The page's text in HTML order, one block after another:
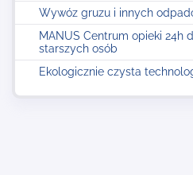
Wywóz gruzu i innych
MANUS Centrum opieki 24h
starszych osób
Ekologicznie czysta